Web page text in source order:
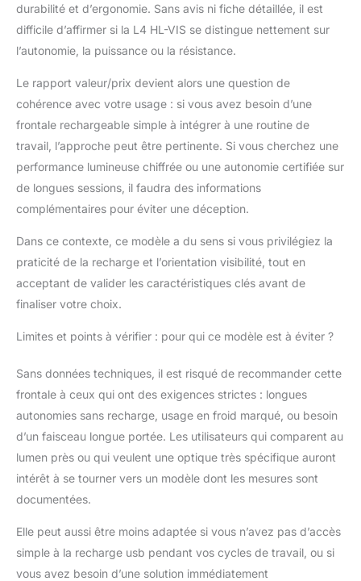
durabilité et d’ergonomie. Sans avis ni fiche détaillée, il est
difficile d’affirmer si la L4 HL-VIS se distingue nettement sur
l’autonomie, la puissance ou la résistance.
Le rapport valeur/prix devient alors une question de
cohérence avec votre usage : si vous avez besoin d’une
frontale rechargeable simple à intégrer à une routine de
travail, l’approche peut être pertinente. Si vous cherchez une
performance lumineuse chiffrée ou une autonomie certifiée sur
de longues sessions, il faudra des informations
complémentaires pour éviter une déception.
Dans ce contexte, ce modèle a du sens si vous privilégiez la
praticité de la recharge et l’orientation visibilité, tout en
acceptant de valider les caractéristiques clés avant de
finaliser votre choix.
Limites et points à vérifier : pour qui ce modèle est à éviter ?
Sans données techniques, il est risqué de recommander cette
frontale à ceux qui ont des exigences strictes : longues
autonomies sans recharge, usage en froid marqué, ou besoin
d’un faisceau longue portée. Les utilisateurs qui comparent au
lumen près ou qui veulent une optique très spécifique auront
intérêt à se tourner vers un modèle dont les mesures sont
documentées.
Elle peut aussi être moins adaptée si vous n’avez pas d’accès
simple à la recharge usb pendant vos cycles de travail, ou si
vous avez besoin d’une solution immédiatement